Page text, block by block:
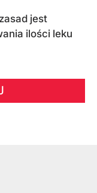
jest
ilości leku